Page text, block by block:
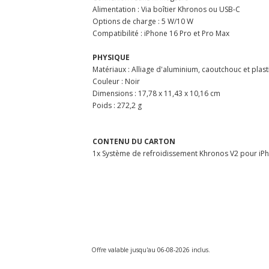
Alimentation : Via boîtier Khronos ou USB-C
Options de charge : 5 W/10 W
Compatibilité : iPhone 16 Pro et Pro Max
PHYSIQUE
Matériaux : Alliage d'aluminium, caoutchouc et
Couleur : Noir
Dimensions : 17,78 x 11,43 x 10,16 cm
Poids : 272,2 g
CONTENU DU CARTON
1x Système de refroidissement Khronos V2 pour
Offre valable jusqu'au 06-08-2026 inclus.